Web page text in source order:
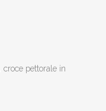
croce pettorale in